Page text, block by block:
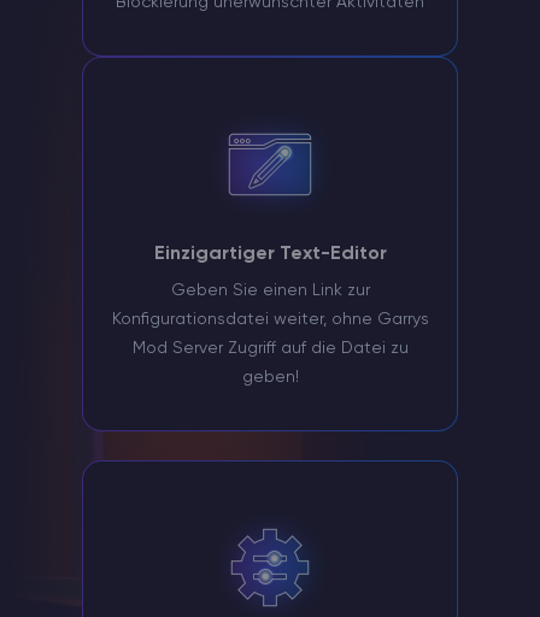
Einzigartiger Text-Editor
Geben Sie einen Link zur
Konfigurationsdatei weiter, ohne Garrys
Mod Server Zugriff auf die Datei zu
geben!